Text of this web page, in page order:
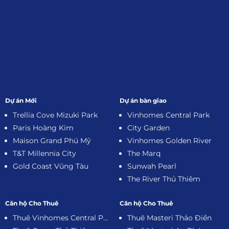
Dự án Mới
Trellia Cove Mizuki Park
Paris Hoàng Kim
Maison Grand Phú Mỹ
T&T Millennia City
Gold Coast Vũng Tàu
Dự án bàn giao
Vinhomes Central Park
City Garden
Vinhomes Golden River
The Marq
Sunwah Pearl
The River Thủ Thiêm
Căn hộ Cho Thuê
Thuê Vinhomes Central Park
Căn hộ Cho Thuê
Thuê Masteri Thảo Điền